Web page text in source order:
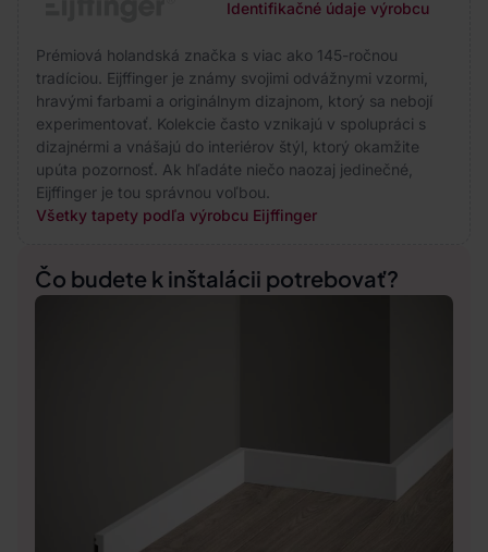
Identifikačné údaje výrobcu
Prémiová holandská značka s viac ako 145-ročnou
tradíciou. Eijffinger je známy svojimi odvážnymi vzormi,
hravými farbami a originálnym dizajnom, ktorý sa nebojí
experimentovať. Kolekcie často vznikajú v spolupráci s
dizajnérmi a vnášajú do interiérov štýl, ktorý okamžite
upúta pozornosť. Ak hľadáte niečo naozaj jedinečné,
Eijffinger je tou správnou voľbou.
Všetky tapety podľa výrobcu Eijffinger
Čo budete k inštalácii potrebovať?